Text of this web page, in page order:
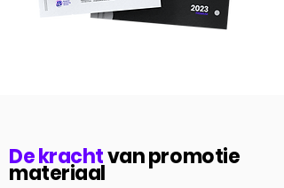
De krachtvan promotie
materiaal